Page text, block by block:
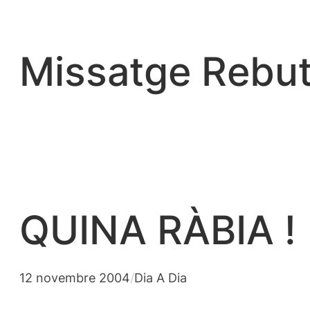
contingut
Missatge
QUINA RÀBIA !
12 novembre 2004/Dia A Dia